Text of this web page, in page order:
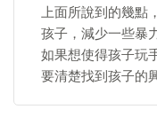
上面所說到的幾點
孩子，減少一些暴
如果想使得孩子玩
要清楚找到孩子的